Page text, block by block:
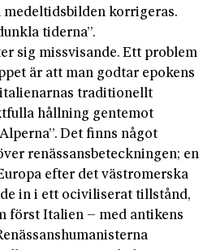
korrigeras.
tiderna”.
sig missvisande. Ett problem
är att man godtar epokens
traditionellt
hållning gentemot
Det finns något
renässansbeteckningen; en
efter det västromerska
in i ett ociviliserat tillstånd,
först Italien – med antikens